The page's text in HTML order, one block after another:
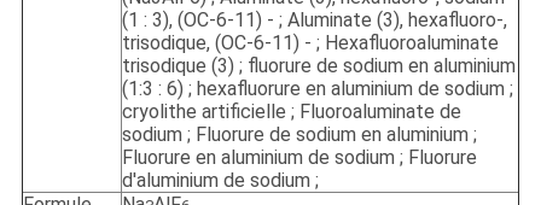
(1 : 3), (OC-6-11) - ; Aluminate (3), hexafluoro-,
trisodique, (OC-6-11) - ; Hexafluoroaluminate
trisodique (3) ; fluorure de sodium en aluminium
(1:3 : 6) ; hexafluorure en aluminium de sodium ;
cryolithe artificielle ; Fluoroaluminate de
sodium ; Fluorure de sodium en aluminium ;
Fluorure en aluminium de sodium ; Fluorure
d'aluminium de sodium ;